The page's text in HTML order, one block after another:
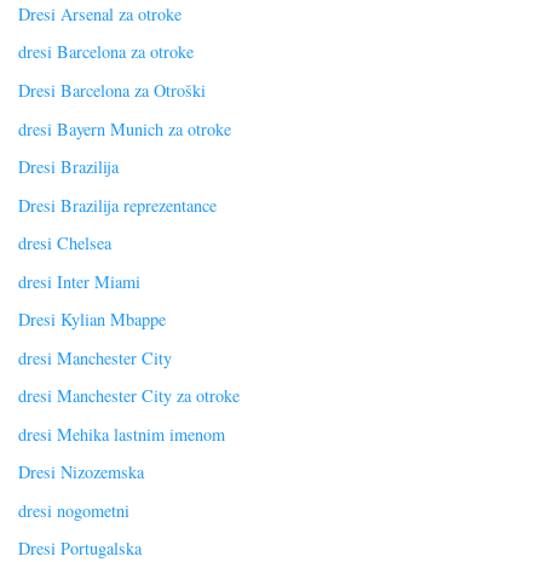
Dresi Arsenal za otroke
dresi Barcelona za otroke
Dresi Barcelona za Otroški
dresi Bayern Munich za otroke
Dresi Brazilija
Dresi Brazilija reprezentance
dresi Chelsea
dresi Inter Miami
Dresi Kylian Mbappe
dresi Manchester City
dresi Manchester City za otroke
dresi Mehika lastnim imenom
Dresi Nizozemska
dresi nogometni
Dresi Portugalska